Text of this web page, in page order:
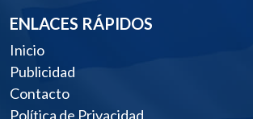
ENLACES RÁPIDOS
Inicio
Publicidad
Contacto
Política de Privacidad